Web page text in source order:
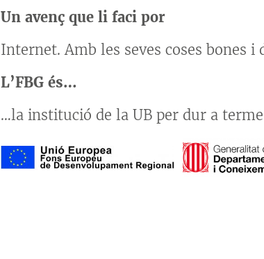
Un avenç que li faci por
Internet. Amb les seves coses bones i
L’FBG és…
…la institució de la UB per dur a